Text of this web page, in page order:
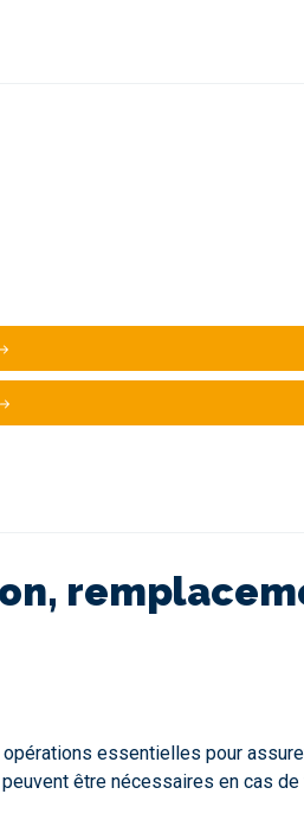
essentielles pour
être nécessaires en cas